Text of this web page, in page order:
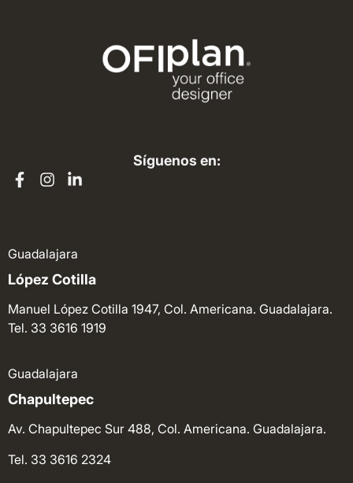
Síguenos en:
Guadalajara
López Cotilla
Manuel López Cotilla 1947, Col. Americana. Guadalajara.
Tel. 33 3616 1919
Guadalajara
Chapultepec
Av. Chapultepec Sur 488, Col. Americana. Guadalajara.
Tel. 33 3616 2324